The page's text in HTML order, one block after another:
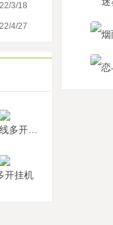
3/18
4/27
斗罗大陆：魂师对决
隐秘冲突挂机软件可
开挂机